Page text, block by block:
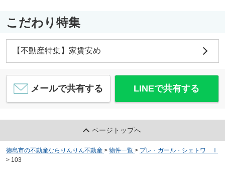
こだわり特集
【不動産特集】家賃安め
メールで共有する LINEで共有する
ページトップへ
徳島市の不動産ならりんりん不動産 > 物件一覧 > プレ・ガール・シェトワ Ⅰ
> 103